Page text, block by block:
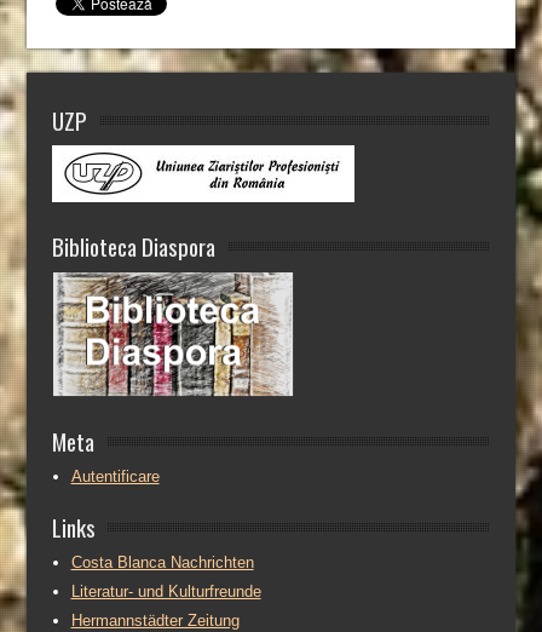
UZP
Biblioteca Diaspora
Meta
Autentificare
Links
Costa Blanca Nachrichten
Literatur- und Kulturfreunde
Hermannstädter Zeitung